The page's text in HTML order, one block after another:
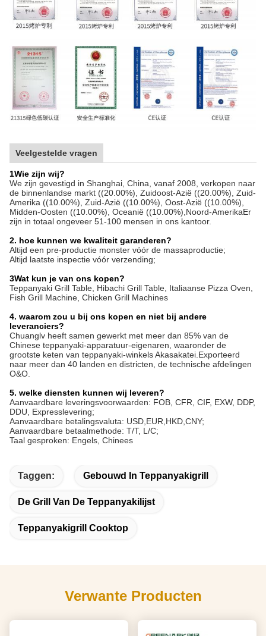
Veelgestelde vragen
1Wie zijn wij?
We zijn gevestigd in Shanghai, China, vanaf 2008, verkopen naar
de binnenlandse markt ((20.00%), Zuidoost-Azië ((20.00%), Zuid-
Amerika ((10.00%), Zuid-Azië ((10.00%), Oost-Azië ((10.00%),
Midden-Oosten ((10.00%), Oceanië ((10.00%),Noord-AmerikaEr
zijn in totaal ongeveer 51-100 mensen in ons kantoor.
2. hoe kunnen we kwaliteit garanderen?
Altijd een pre-productie monster vóór de massaproductie;
Altijd laatste inspectie vóór verzending;
3Wat kun je van ons kopen?
Teppanyaki Grill Table, Hibachi Grill Table, Italiaanse Pizza Oven,
Fish Grill Machine, Chicken Grill Machines
4. waarom zou u bij ons kopen en niet bij andere
leveranciers?
Chuanglv heeft samen gewerkt met meer dan 85% van de
Chinese teppanyaki-apparatuur-eigenaren, waaronder de
grootste keten van teppanyaki-winkels Akasakatei.Exporteerd
naar meer dan 40 landen en districten, de technische afdelingen
O&O.
5. welke diensten kunnen wij leveren?
Aanvaardbare leveringsvoorwaarden: FOB, CFR, CIF, EXW, DDP,
DDU, Expresslevering;
Aanvaardbare betalingsvaluta: USD,EUR,HKD,CNY;
Aanvaardbare betaalmethode: T/T, L/C;
Taal gesproken: Engels, Chinees
Taggen: Gebouwd In Teppanyakigrill
De Grill Van De Teppanyakilijst
Teppanyakigrill Cooktop
Verwante Producten